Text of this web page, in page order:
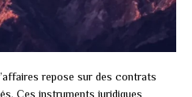
repose sur des contrats
Ces instruments juridiques